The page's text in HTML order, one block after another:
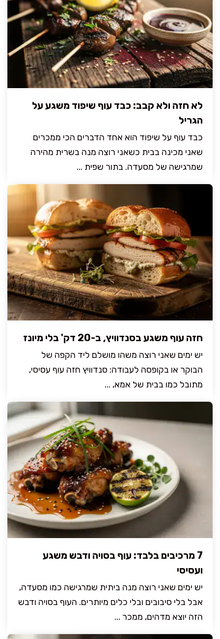
לא חזה ולא קבב: כבד עוף שיפוד משגע על
הגריל
כבד עוף על שיפוד הוא אחד הדברים הכי ממכרים
שאני מכינה בבית כשאני רוצה מנה בשרית מהירה
שמרגישה של מסעדה. בתור שפית ...
חזה עוף משגע בסנדוויץ, ב-20 דק' בלי מיונז
יש ימים שאני רוצה משהו מושלם ליד הקפה של
הבוקר או בקופסה לעבודה: סנדוויץ חזה עוף עסיסי,
מתובל כמו בבית של אמא, ...
7 מרכיבים בלבד: עוף בסויה ודבש משגע
ועסיסי
יש ימים שאני רוצה מנה ביתית שמרגישה כמו מסעדה,
אבל בלי סיבובים ובלי כלים מיותרים. העוף בסויה ודבש
הזה יוצא מדהים, ממכר ...